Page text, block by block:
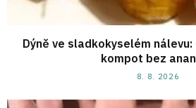
Dýně ve sladkokyselém
kompot bez
8. 8. 2026